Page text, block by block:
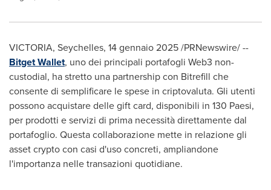
VICTORIA, Seychelles, 14 gennaio 2025/PRNewswire/ --
Bitget Wallet, uno dei principali portafogli Web3 non-
custodial, ha stretto una partnership con Bitrefill che
consente di semplificare le spese in criptovaluta. Gli utenti
possono acquistare delle gift card, disponibili in 130 Paesi,
per prodotti e servizi di prima necessità direttamente dal
portafoglio. Questa collaborazione mette in relazione gli
asset crypto con casi d'uso concreti, ampliandone
l'importanza nelle transazioni quotidiane.